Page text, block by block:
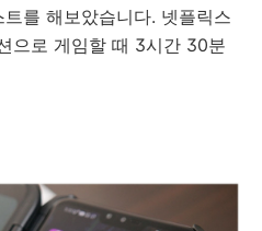
를 해보았습니다. 넷플릭스
으로 게임할 때 3시간 30분